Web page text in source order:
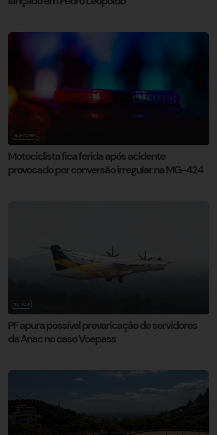
VESPASIANO
Motociclista fica ferida após acidente
provocado por conversão irregular na MG-424
NOTÍCIA
PF apura possível prevaricação de servidores
da Anac no caso Voepass